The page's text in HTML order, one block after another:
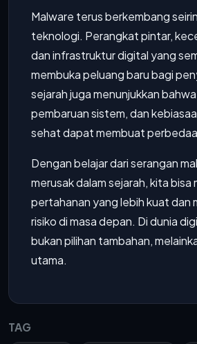
Malware terus berkembang
teknologi. Perangkat pintar,
dan infrastruktur digital yang
membuka peluang baru bagi
sejarah juga menunjukkan
pembaruan sistem, dan
sehat dapat membuat
Dengan belajar dari serangan
merusak dalam sejarah, kita bisa
pertahanan yang lebih kuat dan
risiko di masa depan. Di dunia
bukan pilihan tambahan,
utama.
TAG